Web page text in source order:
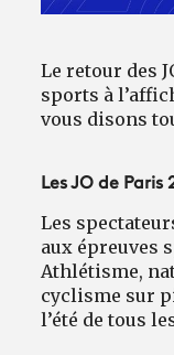
Le retour des
sports à
vous disons
Les JO de
Les
aux épreuves
Athlétisme,
cyclisme sur
l’été de tous